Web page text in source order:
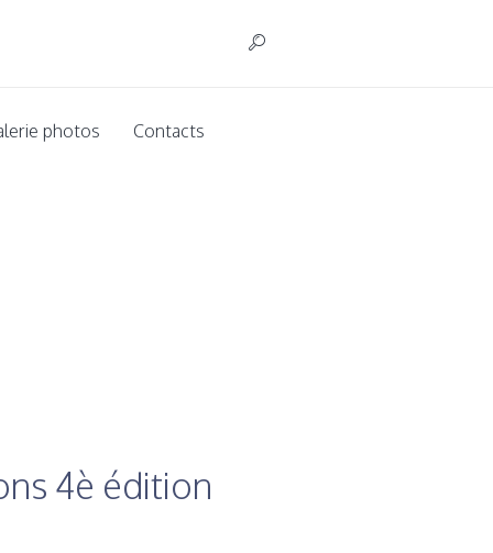
photos Contacts
4è édition